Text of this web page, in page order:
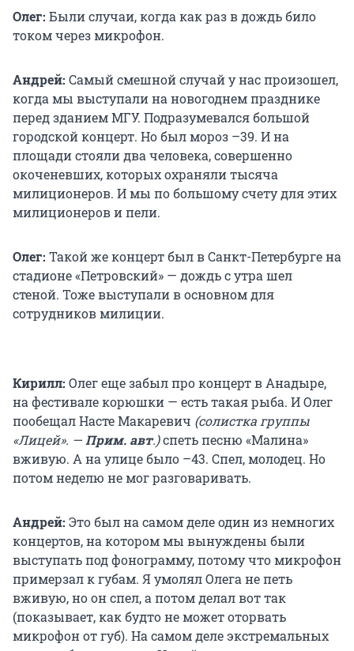
Олег: Были случаи, когда как раз в дождь било
током через микрофон.
Андрей: Самый смешной случай у нас произошел,
когда мы выступали на новогоднем празднике
перед зданием МГУ. Подразумевался большой
городской концерт. Но был мороз –39. И на
площади стояли два человека, совершенно
окоченевших, которых охраняли тысяча
милиционеров. И мы по большому счету для этих
милиционеров и пели.
Олег: Такой же концерт был в Санкт-Петербурге на
стадионе «Петровский» — дождь с утра шел
стеной. Тоже выступали в основном для
сотрудников милиции.
Кирилл: Олег еще забыл про концерт в Анадыре,
на фестивале корюшки — есть такая рыба. И Олег
пообещал Насте Макаревич (солистка группы
«Лицей». — Прим. авт.)спеть песню «Малина»
вживую. А на улице было –43. Спел, молодец. Но
потом неделю не мог разговаривать.
Андрей: Это был на самом деле один из немногих
концертов, на котором мы вынуждены были
выступать под фонограмму, потому что микрофон
примерзал к губам. Я умолял Олега не петь
вживую, но он спел, а потом делал вот так
(показывает, как будто не может оторвать
микрофон от губ). На самом деле экстремальных